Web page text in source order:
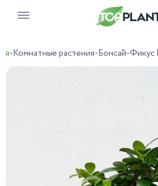
-Комнатные растения-Бонсай-Фикус